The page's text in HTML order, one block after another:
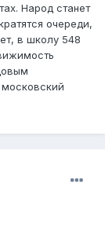
Народ станет
очереди,
в школу 548